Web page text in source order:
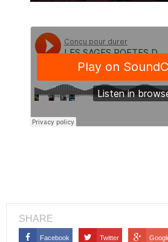
SHARE
Facebook Twitter